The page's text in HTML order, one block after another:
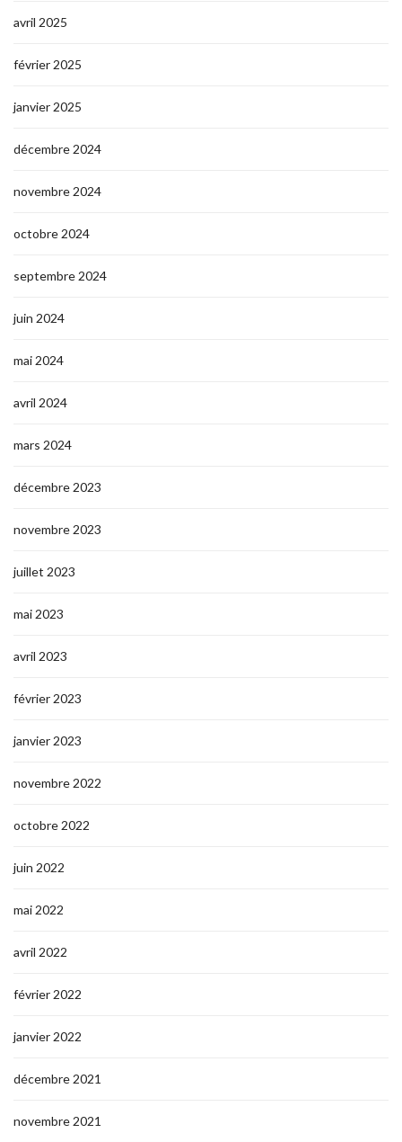
avril 2025
février 2025
janvier 2025
décembre 2024
novembre 2024
octobre 2024
septembre 2024
juin 2024
mai 2024
avril 2024
mars 2024
décembre 2023
novembre 2023
juillet 2023
mai 2023
avril 2023
février 2023
janvier 2023
novembre 2022
octobre 2022
juin 2022
mai 2022
avril 2022
février 2022
janvier 2022
décembre 2021
novembre 2021